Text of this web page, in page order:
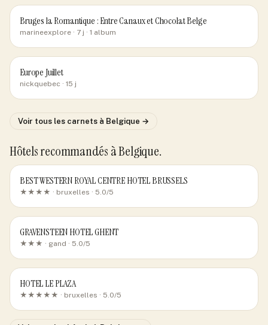
Bruges la Romantique : Entre Canaux et Chocolat Belge
marineexplore · 7 j · 1 album
Europe Juillet
nickquebec · 15 j
Voir tous les carnets à Belgique →
Hôtels recommandés à Belgique.
BEST WESTERN ROYAL CENTRE HOTEL BRUSSELS
★★★★ · bruxelles · 5.0/5
GRAVENSTEEN HOTEL GHENT
★★★ · gand · 5.0/5
HOTEL LE PLAZA
★★★★★ · bruxelles · 5.0/5